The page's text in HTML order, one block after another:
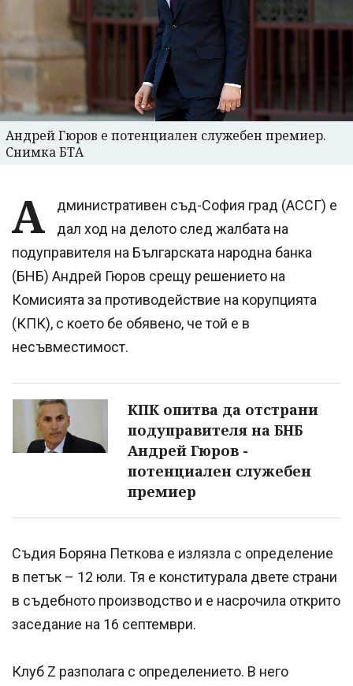
Андрей Гюров е потенциален служебен премиер.
Снимка БТА
А
дминистративен съд-София град (АССГ) е
дал ход на делото след жалбата на
подуправителя на Българската народна банка
(БНБ) Андрей Гюров срещу решението на
Комисията за противодействие на корупцията
(КПК), с което бе обявено, че той е в
несъвместимост.
КПК опитва да отстрани
подуправителя на БНБ
Андрей Гюров -
потенциален служебен
премиер
Съдия Боряна Петкова е излязла с определение
в петък – 12 юли. Тя е конститурала двете страни
в съдебното производство и е насрочила открито
заседание на 16 септември.
Клуб Z разполага с определението. В него